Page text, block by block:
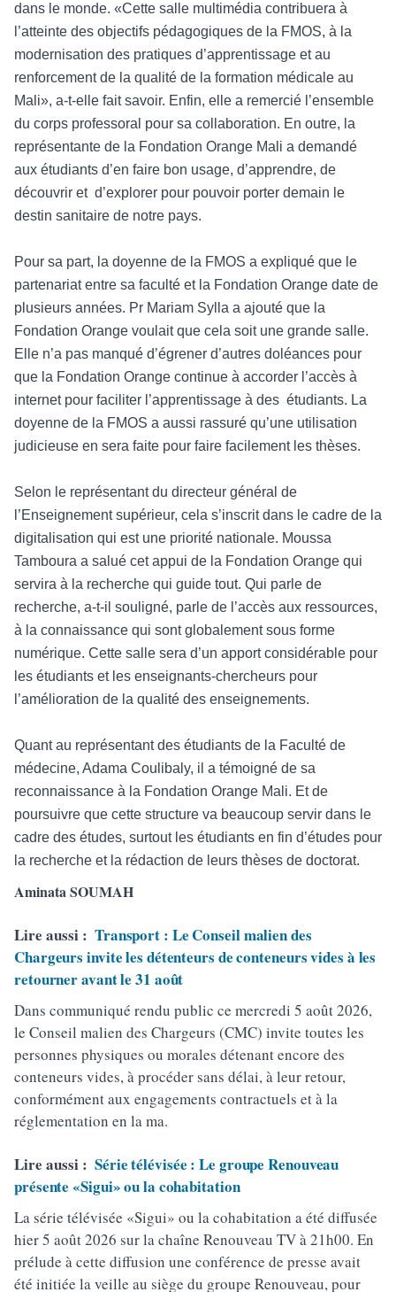
dans le monde. «Cette salle multimédia contribuera à
l’atteinte des objectifs pédagogiques de la FMOS, à la
modernisation des pratiques d’apprentissage et au
renforcement de la qualité de la formation médicale au
Mali», a-t-elle fait savoir. Enfin, elle a remercié l’ensemble
du corps professoral pour sa collaboration. En outre, la
représentante de la Fondation Orange Mali a demandé
aux étudiants d’en faire bon usage, d’apprendre, de
découvrir et d’explorer pour pouvoir porter demain le
destin sanitaire de notre pays.
Pour sa part, la doyenne de la FMOS a expliqué que le
partenariat entre sa faculté et la Fondation Orange date de
plusieurs années. Pr Mariam Sylla a ajouté que la
Fondation Orange voulait que cela soit une grande salle.
Elle n’a pas manqué d’égrener d’autres doléances pour
que la Fondation Orange continue à accorder l’accès à
internet pour faciliter l’apprentissage à des étudiants. La
doyenne de la FMOS a aussi rassuré qu’une utilisation
judicieuse en sera faite pour faire facilement les thèses.
Selon le représentant du directeur général de
l’Enseignement supérieur, cela s’inscrit dans le cadre de la
digitalisation qui est une priorité nationale. Moussa
Tamboura a salué cet appui de la Fondation Orange qui
servira à la recherche qui guide tout. Qui parle de
recherche, a-t-il souligné, parle de l’accès aux ressources,
à la connaissance qui sont globalement sous forme
numérique. Cette salle sera d’un apport considérable pour
les étudiants et les enseignants-chercheurs pour
l’amélioration de la qualité des enseignements.
Quant au représentant des étudiants de la Faculté de
médecine, Adama Coulibaly, il a témoigné de sa
reconnaissance à la Fondation Orange Mali. Et de
poursuivre que cette structure va beaucoup servir dans le
cadre des études, surtout les étudiants en fin d’études pour
la recherche et la rédaction de leurs thèses de doctorat.
Aminata SOUMAH
Lire aussi : Transport : Le Conseil malien des
Chargeurs invite les détenteurs de conteneurs vides à les
retourner avant le 31 août
Dans communiqué rendu public ce mercredi 5 août 2026,
le Conseil malien des Chargeurs (CMC) invite toutes les
personnes physiques ou morales détenant encore des
conteneurs vides, à procéder sans délai, à leur retour,
conformément aux engagements contractuels et à la
réglementation en la ma.
Lire aussi : Série télévisée : Le groupe Renouveau
présente «Sigui» ou la cohabitation
La série télévisée «Sigui» ou la cohabitation a été diffusée
hier 5 août 2026 sur la chaîne Renouveau TV à 21h00. En
prélude à cette diffusion une conférence de presse avait
été initiée la veille au siège du groupe Renouveau, pour